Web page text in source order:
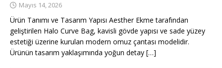
Mayıs 14, 2026
Ürün Tanımı ve Tasarım Yapısı Aesther Ekme tarafından
geliştirilen Halo Curve Bag, kavisli gövde yapısı ve sade yüzey
estetiği üzerine kurulan modern omuz çantası modelidir.
Ürünün tasarım yaklaşımında yoğun detay […]